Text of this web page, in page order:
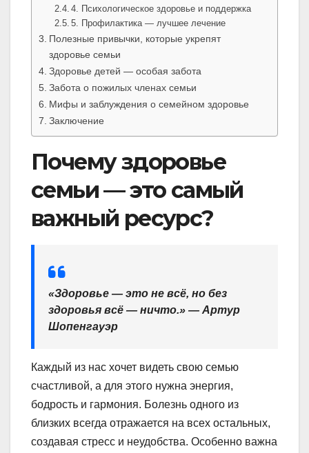
4. Психологическое здоровье и поддержка
5. Профилактика — лучшее лечение
Полезные привычки, которые укрепят
здоровье семьи
Здоровье детей — особая забота
Забота о пожилых членах семьи
Мифы и заблуждения о семейном здоровье
Заключение
Почему здоровье
семьи — это самый
важный ресурс?
«Здоровье — это не всё, но без
здоровья всё — ничто.» — Артур
Шопенгауэр
Каждый из нас хочет видеть свою семью
счастливой, а для этого нужна энергия,
бодрость и гармония. Болезнь одного из
близких всегда отражается на всех остальных,
создавая стресс и неудобства. Особенно важна